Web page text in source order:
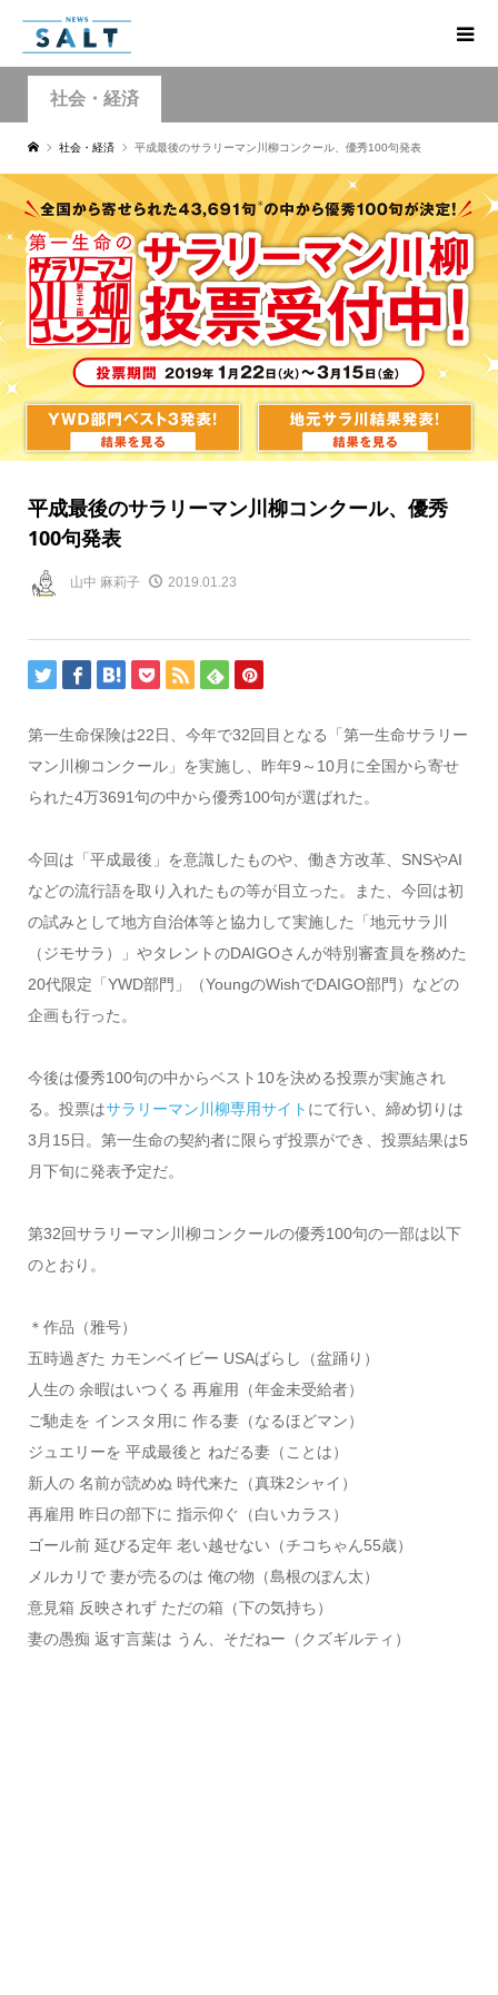
社会・経済
社会・経済 平成最後のサラリーマン川柳コンクール、優秀100句発表
平成最後のサラリーマン川柳コンクール、優秀
100句発表
山中 麻莉子 2019.01.23
第一生命保険は22日、今年で32回目となる「第一生命サラリー
マン川柳コンクール」を実施し、昨年9～10月に全国から寄せ
られた4万3691句の中から優秀100句が選ばれた。
今回は「平成最後」を意識したものや、働き方改革、SNSやAI
などの流行語を取り入れたもの等が目立った。また、今回は初
の試みとして地方自治体等と協力して実施した「地元サラ川
（ジモサラ）」やタレントのDAIGOさんが特別審査員を務めた
20代限定「YWD部門」（YoungのWishでDAIGO部門）などの
企画も行った。
今後は優秀100句の中からベスト10を決める投票が実施され
る。投票はサラリーマン川柳専用サイト にて行い、締め切りは
3月15日。第一生命の契約者に限らず投票ができ、投票結果は5
月下旬に発表予定だ。
第32回サラリーマン川柳コンクールの優秀100句の一部は以下
のとおり。
＊作品（雅号）
五時過ぎた カモンベイビー USAばらし（盆踊り）
人生の 余暇はいつくる 再雇用（年金未受給者）
ご馳走を インスタ用に 作る妻（なるほどマン）
ジュエリーを 平成最後と ねだる妻（ことは）
新人の 名前が読めぬ 時代来た（真珠2シャイ）
再雇用 昨日の部下に 指示仰ぐ（白いカラス）
ゴール前 延びる定年 老い越せない（チコちゃん55歳）
メルカリで 妻が売るのは 俺の物（島根のぽん太）
意見箱 反映されず ただの箱（下の気持ち）
妻の愚痴 返す言葉は うん、そだねー（クズギルティ）